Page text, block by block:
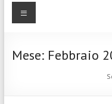
Menu
Mese: Febbraio